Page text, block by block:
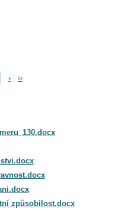
› ››
způsobilost.docx